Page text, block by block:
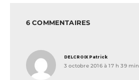
6 COMMENTAIRES
DELCROIX Patrick
3 octobre 2016 à 17 h 39 min